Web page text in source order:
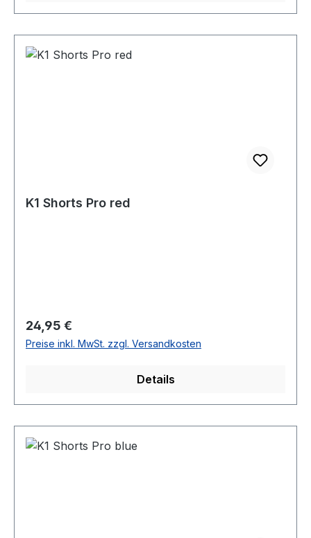
K1 Shorts Pro red
Regulärer Preis:
24,95 €
Preise inkl. MwSt. zzgl. Versandkosten
Details